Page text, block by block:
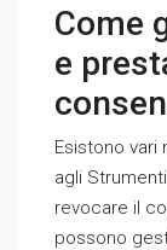
Come
e
Esistono
agli
revocare il
possono